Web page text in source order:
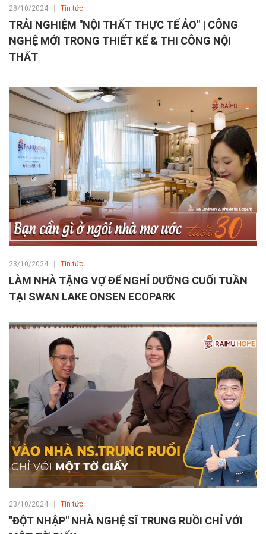
28/10/2024 Tin tức
TRẢI NGHIỆM "NỘI THẤT THỰC TẾ ẢO" | CÔNG
NGHỆ MỚI TRONG THIẾT KẾ & THI CÔNG NỘI
THẤT
23/10/2024 Tin tức
LÀM NHÀ TẶNG VỢ ĐỂ NGHỈ DƯỠNG CUỐI TUẦN
TẠI SWAN LAKE ONSEN ECOPARK
23/10/2024 Tin tức
"ĐỘT NHẬP" NHÀ NGHỆ SĨ TRUNG RUỒI CHỈ VỚI